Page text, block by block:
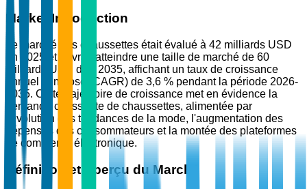
Market Introduction
Le marché des chaussettes était évalué à 42 milliards USD
en 2025 et devrait atteindre une taille de marché de 60
milliards USD d'ici 2035, affichant un taux de croissance
annuel composé (CAGR) de 3,6 % pendant la période 2026-
2035. Cette trajectoire de croissance met en évidence la
demande croissante de chaussettes, alimentée par
l'évolution des tendances de la mode, l'augmentation des
dépenses des consommateurs et la montée des plateformes
de commerce électronique.
Définition et Aperçu du Marché